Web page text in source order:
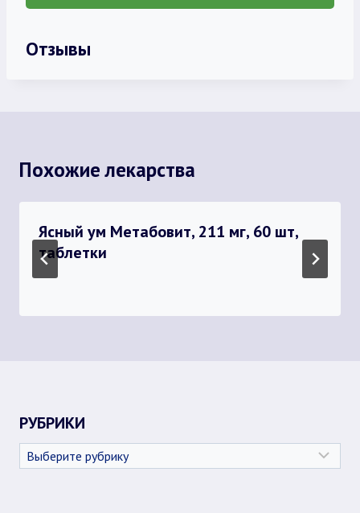
Отзывы
Похожие лекарства
Ясный ум Метабовит, 211 мг, 60 шт,
таблетки
РУБРИКИ
Рубрики